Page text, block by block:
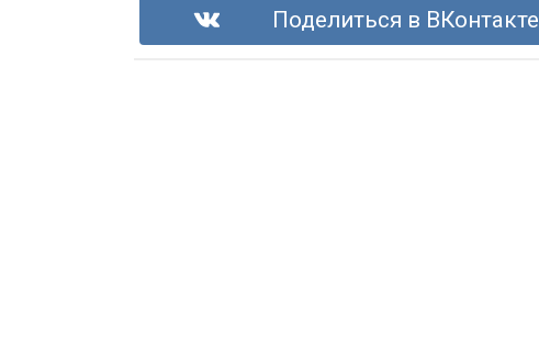
Поделиться в ВКонтакте